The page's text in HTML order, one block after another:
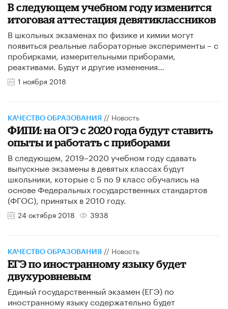
В следующем учебном году изменится
итоговая аттестация девятиклассников
В школьных экзаменах по физике и химии могут
появиться реальные лабораторные эксперименты – с
пробирками, измерительными приборами,
реактивами. Будут и другие изменения…
1 ноября 2018
КАЧЕСТВО ОБРАЗОВАНИЯ // Новость
ФИПИ: на ОГЭ с 2020 года будут ставить
опыты и работать с приборами
В следующем, 2019–2020 учебном году сдавать
выпускные экзамены в девятых классах будут
школьники, которые с 5 по 9 класс обучались на
основе Федеральных государственных стандартов
(ФГОС), принятых в 2010 году.
24 октября 2018 3938
КАЧЕСТВО ОБРАЗОВАНИЯ // Новость
ЕГЭ по иностранному языку будет
двухуровневым
Единый государственный экзамен (ЕГЭ) по
иностранному языку содержательно будет